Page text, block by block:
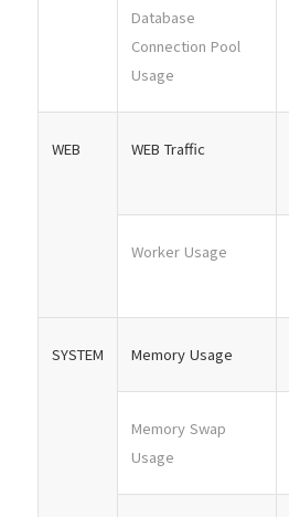
Database
Connection Pool
Usage
WEB WEB Traffic
Worker Usage
SYSTEM Memory Usage
Memory Swap
Usage